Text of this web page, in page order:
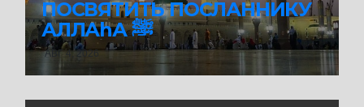
ПОСВЯТИТЬ ПОСЛАННИКУ
АЛЛАhА ﷺ
АВГ 4, 2026